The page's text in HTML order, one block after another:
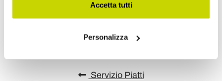
Accetta tutti
Personalizza
Invia la tua opinione su questo prodotto
Servizio Piatti